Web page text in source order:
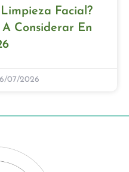
Facial?
A Considerar En
07/2026